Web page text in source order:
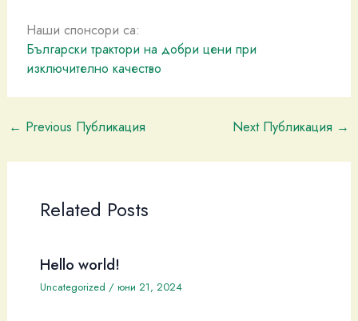
Наши спонсори са:
Български трактори на добри цени при
изключително качество
← Previous Публикация Next Публикация →
Related Posts
Hello world!
Uncategorized / юни 21, 2024